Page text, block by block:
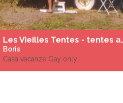
Les Vieilles
Boris
Casa vacanze Gay only